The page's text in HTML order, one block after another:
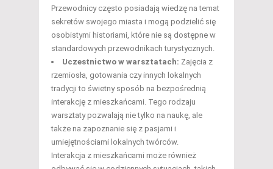
Przewodnicy często posiadają wiedzę na temat
sekretów swojego miasta i mogą podzielić się
osobistymi historiami, które nie są dostępne w
standardowych przewodnikach turystycznych.
Uczestnictwo w warsztatach: Zajęcia z
rzemiosła, gotowania czy innych lokalnych
tradycji to świetny sposób na bezpośrednią
interakcję z mieszkańcami. Tego rodzaju
warsztaty pozwalają nie tylko na naukę, ale
także na zapoznanie się z pasjami i
umiejętnościami lokalnych twórców.
Interakcja z mieszkańcami może również